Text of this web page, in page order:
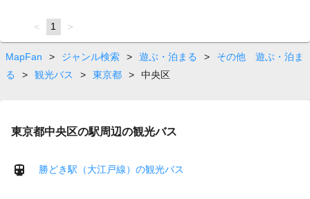
page
You're
on
page
1 page
MapFan > ジャンル検索 > 遊ぶ・泊まる >
その他 遊ぶ・泊ま
る
> 観光バス > 東京都 > 中央区
東京都中央区の駅周辺の観光バス
勝どき駅（大江戸線）の観光バス